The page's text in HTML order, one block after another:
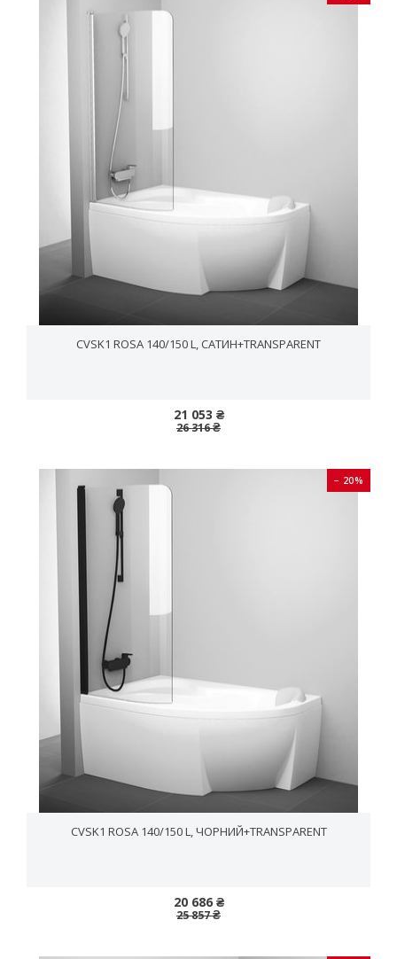
CVSK1 ROSA 140/150 L, САТИН+TRANSPARENT
21 053 ₴
26 316 ₴
− 20%
CVSK1 ROSA 140/150 L, ЧОРНИЙ+TRANSPARENT
20 686 ₴
25 857 ₴